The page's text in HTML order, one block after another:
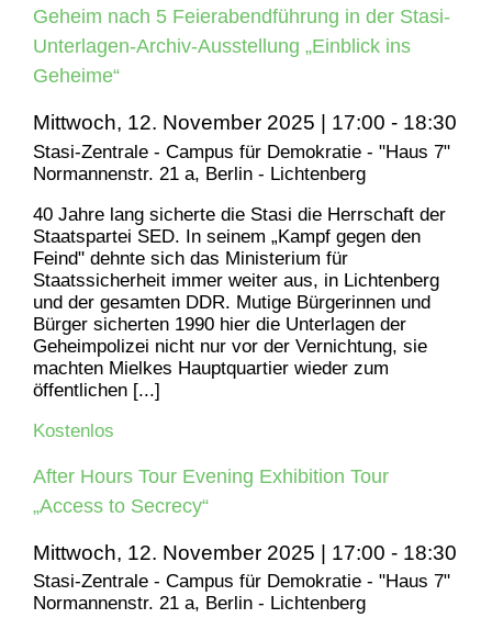
Geheim nach 5 Feierabendführung in der Stasi-
Unterlagen-Archiv-Ausstellung „Einblick ins
Geheime“
Mittwoch, 12. November 2025 | 17:00 - 18:30
Stasi-Zentrale - Campus für Demokratie - "Haus 7"
Normannenstr. 21 a, Berlin - Lichtenberg
40 Jahre lang sicherte die Stasi die Herrschaft der
Staatspartei SED. In seinem „Kampf gegen den
Feind" dehnte sich das Ministerium für
Staatssicherheit immer weiter aus, in Lichtenberg
und der gesamten DDR. Mutige Bürgerinnen und
Bürger sicherten 1990 hier die Unterlagen der
Geheimpolizei nicht nur vor der Vernichtung, sie
machten Mielkes Hauptquartier wieder zum
öffentlichen [...]
Kostenlos
After Hours Tour Evening Exhibition Tour
„Access to Secrecy“
Mittwoch, 12. November 2025 | 17:00 - 18:30
Stasi-Zentrale - Campus für Demokratie - "Haus 7"
Normannenstr. 21 a, Berlin - Lichtenberg